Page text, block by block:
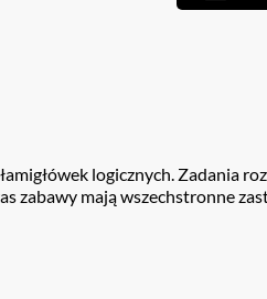
logicznych. Zadania
zabawy mają wszechstronne